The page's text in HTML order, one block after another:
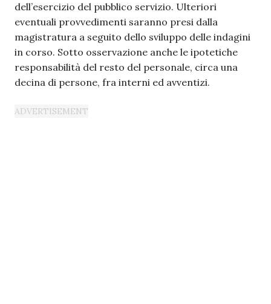
dell’esercizio del pubblico servizio. Ulteriori
eventuali provvedimenti saranno presi dalla
magistratura a seguito dello sviluppo delle indagini
in corso. Sotto osservazione anche le ipotetiche
responsabilità del resto del personale, circa una
decina di persone, fra interni ed avventizi.